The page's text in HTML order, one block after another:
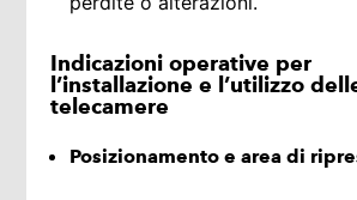
Indicazioni operative per
l’installazione e l’utilizzo
telecamere
Posizionamento e area di